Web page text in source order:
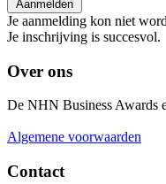
Aanmelden
Je aanmelding kon niet
Je inschrijving is succesvol.
Over ons
De NHN Business Awards
Algemene voorwaarden
Contact